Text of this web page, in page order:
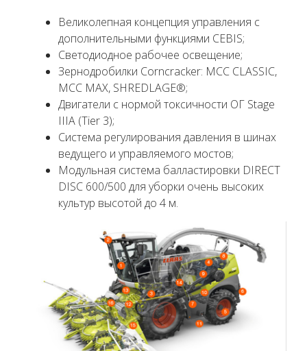
Великолепная концепция управления с
дополнительными функциями CEBIS;
Светодиодное рабочее освещение;
Зернодробилки Corncracker: MCC CLASSIC,
MCC MAX, SHREDLAGE®;
Двигатели с нормой токсичности ОГ Stage
IIIA (Tier 3);
Система регулирования давления в шинах
ведущего и управляемого мостов;
Модульная система балластировки DIRECT
DISC 600/500 для уборки очень высоких
культур высотой до 4 м.